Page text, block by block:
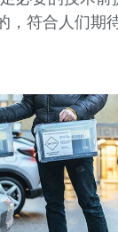
，符合人们期